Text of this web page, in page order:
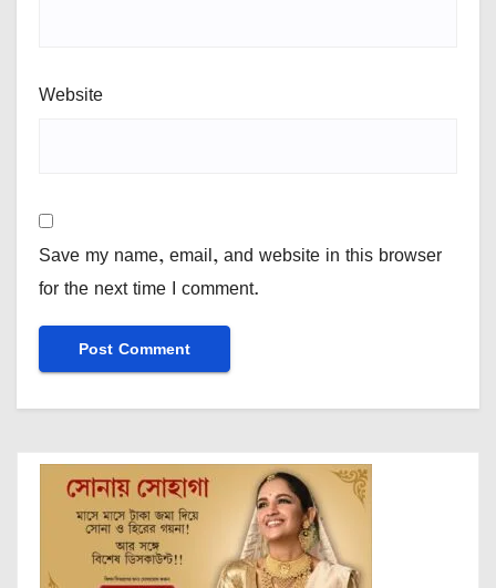
Website
Save my name, email, and website in this browser
for the next time I comment.